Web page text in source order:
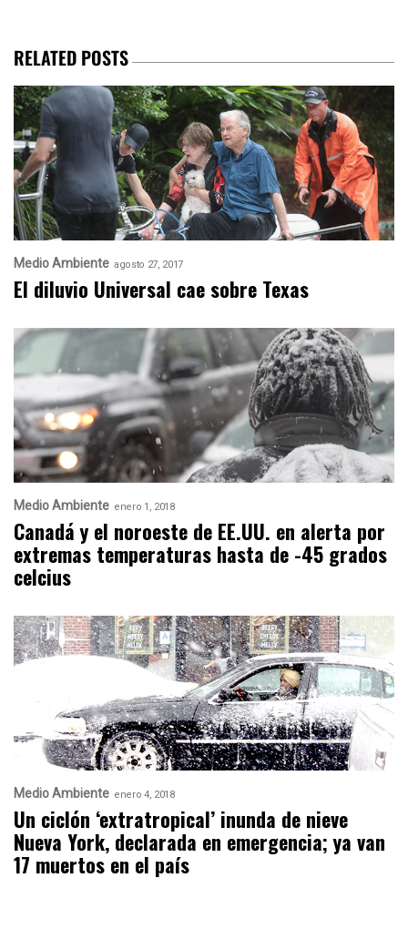
RELATED POSTS
Medio Ambiente agosto 27, 2017
El diluvio Universal cae sobre Texas
Medio Ambiente enero 1, 2018
Canadá y el noroeste de EE.UU. en alerta por
extremas temperaturas hasta de -45 grados
celcius
Medio Ambiente enero 4, 2018
Un ciclón ‘extratropical’ inunda de nieve
Nueva York, declarada en emergencia; ya van
17 muertos en el país